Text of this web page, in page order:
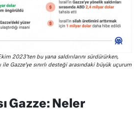
2023’ten bu yana saldırılarını sürdürürken,
ile Gazze’ye sınırlı desteği arasındaki büyük uçurum
Gazze: Neler